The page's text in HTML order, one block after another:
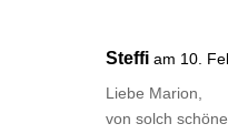
Steffi am 10.
Liebe Marion,
von solch